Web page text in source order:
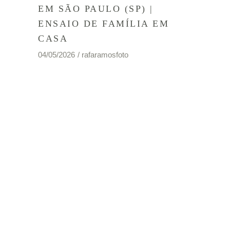
EM SÃO PAULO (SP) |
ENSAIO DE FAMÍLIA EM
CASA
04/05/2026 rafaramosfoto